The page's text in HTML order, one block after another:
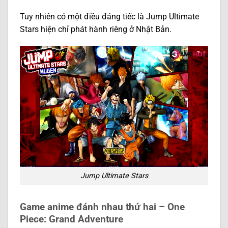
Tuy nhiên có một điều đáng tiếc là Jump Ultimate
Stars hiện chỉ phát hành riêng ở Nhật Bản.
Jump Ultimate Stars
Game anime đánh nhau thứ hai – One
Piece: Grand Adventure